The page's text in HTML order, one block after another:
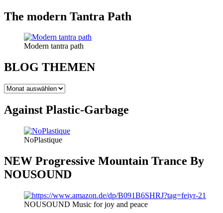
The modern Tantra Path
Modern tantra path
BLOG THEMEN
BLOG
Against Plastic-Garbage
NoPlastique
NEW Progressive Mountain Trance By
NOUSOUND
NOUSOUND Music for joy and peace